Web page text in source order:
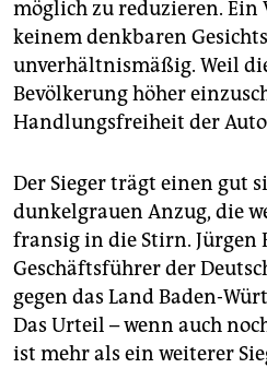
möglich zu reduzieren. Ein
keinem denkbaren
unverhältnismäßig. Weil
Bevölkerung höher
Handlungsfreiheit der
Der Sieger trägt einen gut
dunkelgrauen Anzug, die
fransig in die Stirn. Jürgen
Geschäftsführer der
gegen das Land Baden-
Das Urteil – wenn auch
ist mehr als ein weiterer